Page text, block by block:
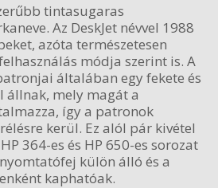
tintasugaras
Az DeskJet névvel 1988
azóta természetesen
módja szerint is. A
általában egy fekete és
állnak, mely magát a
így a patronok
kerül. Ez alól pár kivétel
364-es és HP 650-es sorozat
külön álló és a
kaphatóak.